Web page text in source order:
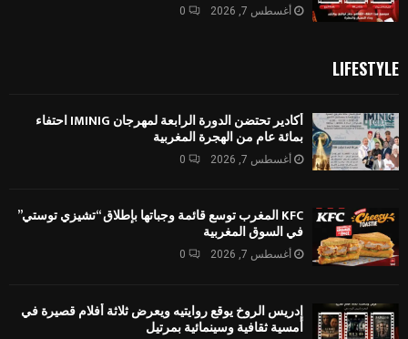
أغسطس 7, 2026 0
LIFESTYLE
أكادير تحتضن الدورة الرابعة لمهرجان IMINIG احتفاء
بمائة عام من الهجرة المغربية
أغسطس 7, 2026 0
KFC المغرب توسع قائمة وجباتها بإطلاق “تشيزي توستي”
في السوق المغربية
أغسطس 7, 2026 0
إدريس الروخ يوقع روايتيه ويعرض ثلاثة أفلام قصيرة في
أمسية ثقافية وسينمائية بمرتيل